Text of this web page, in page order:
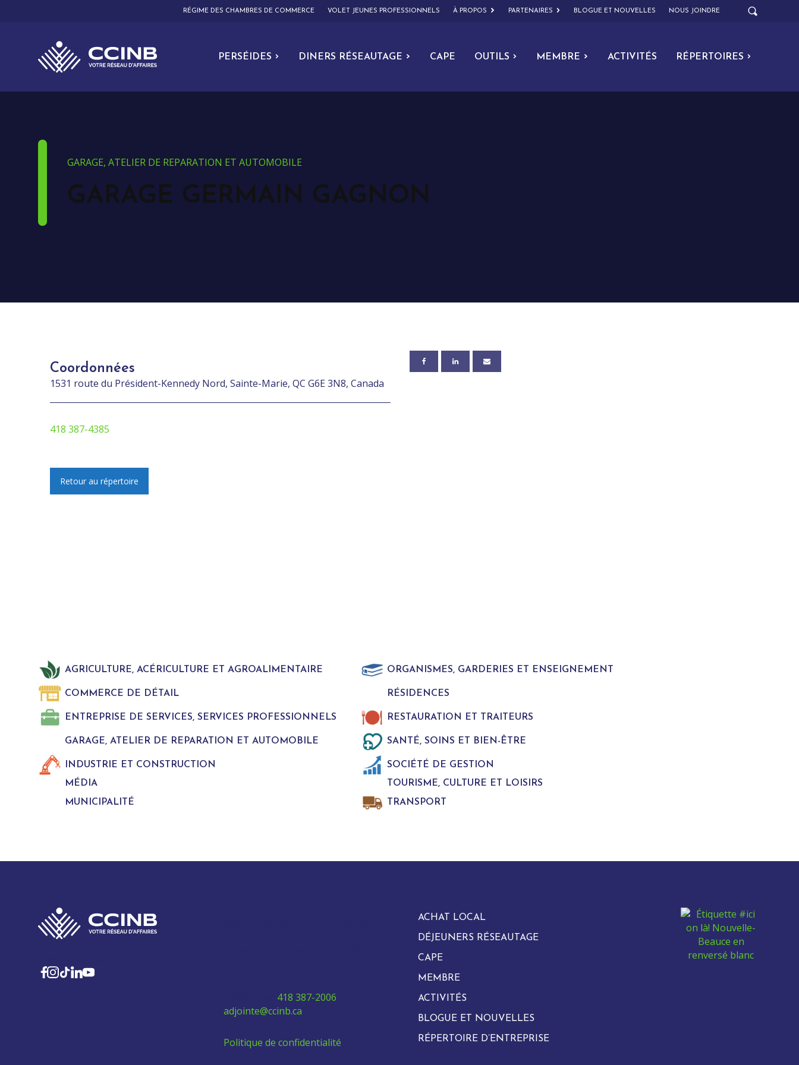
RÉGIME DES CHAMBRES DE COMMERCE VOLET JEUNES PROFESSIONNELS À PROPOS PARTENAIRES BLOGUE ET NOUVELLES NOUS JOINDRE
PERSÉIDES DINERS RÉSEAUTAGE CAPE OUTILS MEMBRE ACTIVITÉS RÉPERTOIRES
GARAGE, ATELIER DE REPARATION ET AUTOMOBILE
GARAGE GERMAIN GAGNON
Coordonnées
1531 route du Président-Kennedy Nord, Sainte-Marie, QC G6E 3N8, Canada
418 387-4385
Retour au répertoire
AGRICULTURE, ACÉRICULTURE ET AGROALIMENTAIRE ORGANISMES, GARDERIES ET ENSEIGNEMENT
COMMERCE DE DÉTAIL RÉSIDENCES
ENTREPRISE DE SERVICES, SERVICES PROFESSIONNELS RESTAURATION ET TRAITEURS
GARAGE, ATELIER DE REPARATION ET AUTOMOBILE SANTÉ, SOINS ET BIEN-ÊTRE
INDUSTRIE ET CONSTRUCTION
SOCIÉTÉ DE GESTION
MÉDIA
TOURISME, CULTURE ET LOISIRS
MUNICIPALITÉ
TRANSPORT
418 387-2006
adjointe@ccinb.ca
Politique de confidentialité
ACHAT LOCAL
DÉJEUNERS RÉSEAUTAGE
CAPE
MEMBRE
ACTIVITÉS
BLOGUE ET NOUVELLES
RÉPERTOIRE D’ENTREPRISE